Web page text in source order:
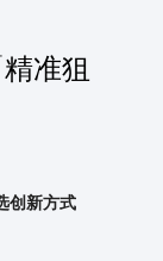
准狙
创新方式